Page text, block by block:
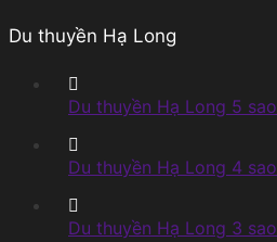
Du thuyền Hạ Long
Du thuyền Hạ Long 5 sao
Du thuyền Hạ Long 4 sao
Du thuyền Hạ Long 3 sao